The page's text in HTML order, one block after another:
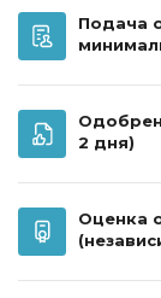
Подача
2 дня)
Оценка